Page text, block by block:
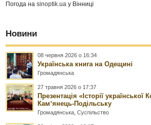
Погода наsinoptik.ua у Вінниці
Новини
08 червня 2026 о 16:34
Українська книга на Одещині
Громадянська
27 травня 2026 о 17:37
Презентація «Історії української
Камʼянець-Подільську
Громадянська ,Суспільство